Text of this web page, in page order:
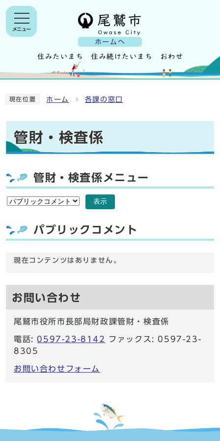
ホームへ
メニュー
現在位置 ホーム 各課の窓口
管財・検査係
管財・検査係メニュー
表示
パブリックコメント
現在コンテンツはありません。
お問い合わせ
尾鷲市役所市長部局財政課管財・検査係
電話: 0597-23-8142
ファックス: 0597-23-
8305
お問い合わせフォーム